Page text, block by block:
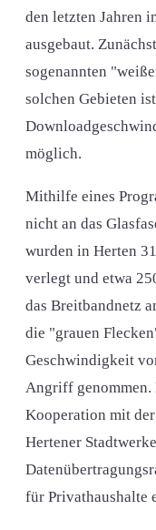
den letzten Jahren
ausgebaut.
sogenannten
solchen Gebieten
möglich.
Mithilfe eines
nicht an das
wurden in Herten
verlegt und etwa
das Breitbandnetz
die "grauen
Geschwindigkeit
Angriff genommen.
Kooperation mit
Hertener
für Privathaushalte